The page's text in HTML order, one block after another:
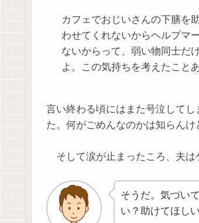
カフェでおじいさんの下膳を
わせてくれないからヘルプマ
ないからって、弱い物同士だ
よ。この気持ちを考えたこと
言い終わる頃にはまた号泣して
た。何がごめんなのかは知らんけ
そして涙が止まったころ、夫は
そうだ。気づい
い？助けてほし